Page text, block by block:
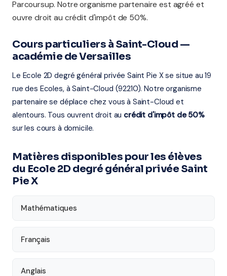
Parcoursup. Notre organisme partenaire est agréé et
ouvre droit au crédit d'impôt de 50%.
Cours particuliers à Saint-Cloud —
académie de Versailles
Le Ecole 2D degré général privée Saint Pie X se situe au 19
rue des Ecoles, à Saint-Cloud (92210). Notre organisme
partenaire se déplace chez vous à Saint-Cloud et
alentours. Tous ouvrent droit au crédit d'impôt de 50%
sur les cours à domicile.
Matières disponibles pour les élèves
du Ecole 2D degré général privée Saint
Pie X
Mathématiques
Français
Anglais